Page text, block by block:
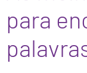
para